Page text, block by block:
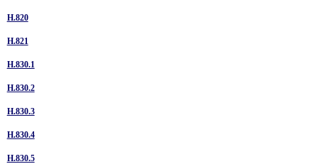
H.820
H.821
H.830.1
H.830.2
H.830.3
H.830.4
H.830.5